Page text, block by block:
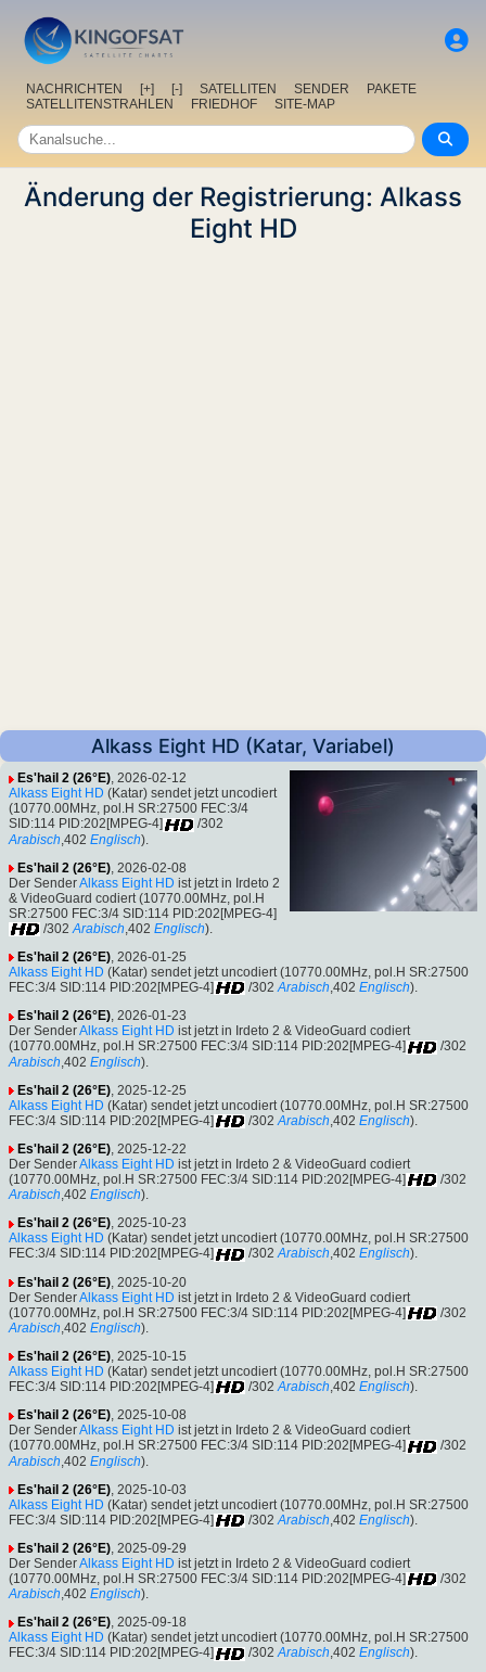
NACHRICHTEN [+] [-] SATELLITEN SENDER
PAKETE
SATELLITENSTRAHLEN
FRIEDHOF SITE-MAP
Änderung der Registrierung: Alkass
Eight HD
Alkass Eight HD (Katar, Variabel)
Es'hail 2 (26°E), 2026-02-12
Alkass Eight HD (Katar) sendet jetzt uncodiert
(10770.00MHz, pol.H SR:27500 FEC:3/4
SID:114 PID:202[MPEG-4]
/302
Arabisch ,402 Englisch).
Es'hail 2 (26°E) , 2026-02-08
Der SenderAlkass Eight HD ist jetzt in Irdeto 2
& VideoGuard codiert (10770.00MHz, pol.H
SR:27500 FEC:3/4 SID:114 PID:202[MPEG-4]
/302 Arabisch ,402 Englisch).
Es'hail 2 (26°E), 2026-01-25
Alkass Eight HD (Katar) sendet jetzt uncodiert (10770.00MHz, pol.H SR:27500
FEC:3/4 SID:114 PID:202[MPEG-4]
/302 Arabisch,402 Englisch).
Es'hail 2 (26°E), 2026-01-23
Der SenderAlkass Eight HD ist jetzt in Irdeto 2 & VideoGuard codiert
(10770.00MHz, pol.H SR:27500 FEC:3/4 SID:114 PID:202[MPEG-4]
/302
Arabisch ,402 Englisch).
Es'hail 2 (26°E) , 2025-12-25
Alkass Eight HD (Katar) sendet jetzt uncodiert (10770.00MHz, pol.H SR:27500
FEC:3/4 SID:114 PID:202[MPEG-4]
/302 Arabisch ,402 Englisch).
Es'hail 2 (26°E), 2025-12-22
Der SenderAlkass Eight HD ist jetzt in Irdeto 2 & VideoGuard codiert
(10770.00MHz, pol.H SR:27500 FEC:3/4 SID:114 PID:202[MPEG-4]
/302
Arabisch,402 Englisch).
Es'hail 2 (26°E), 2025-10-23
Alkass Eight HD (Katar) sendet jetzt uncodiert (10770.00MHz, pol.H SR:27500
FEC:3/4 SID:114 PID:202[MPEG-4]
/302 Arabisch,402 Englisch).
Es'hail 2 (26°E) , 2025-10-20
Der SenderAlkass Eight HD ist jetzt in Irdeto 2 & VideoGuard codiert
(10770.00MHz, pol.H SR:27500 FEC:3/4 SID:114 PID:202[MPEG-4]
/302
Arabisch,402 Englisch).
Es'hail 2 (26°E), 2025-10-15
Alkass Eight HD (Katar) sendet jetzt uncodiert (10770.00MHz, pol.H SR:27500
FEC:3/4 SID:114 PID:202[MPEG-4]
/302 Arabisch,402 Englisch).
Es'hail 2 (26°E), 2025-10-08
Der SenderAlkass Eight HD ist jetzt in Irdeto 2 & VideoGuard codiert
(10770.00MHz, pol.H SR:27500 FEC:3/4 SID:114 PID:202[MPEG-4]
/302
Arabisch ,402 Englisch).
Es'hail 2 (26°E) , 2025-10-03
Alkass Eight HD (Katar) sendet jetzt uncodiert (10770.00MHz, pol.H SR:27500
FEC:3/4 SID:114 PID:202[MPEG-4]
/302 Arabisch ,402 Englisch).
Es'hail 2 (26°E), 2025-09-29
Der SenderAlkass Eight HD ist jetzt in Irdeto 2 & VideoGuard codiert
(10770.00MHz, pol.H SR:27500 FEC:3/4 SID:114 PID:202[MPEG-4]
/302
Arabisch,402 Englisch).
Es'hail 2 (26°E), 2025-09-18
Alkass Eight HD (Katar) sendet jetzt uncodiert (10770.00MHz, pol.H SR:27500
FEC:3/4 SID:114 PID:202[MPEG-4]
/302 Arabisch,402 Englisch).